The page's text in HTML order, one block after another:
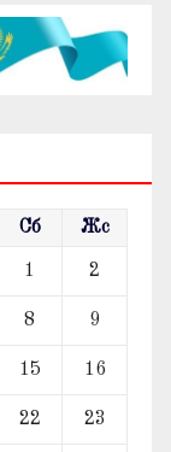
Сб Жс
1 2
8 9
15 16
22 23